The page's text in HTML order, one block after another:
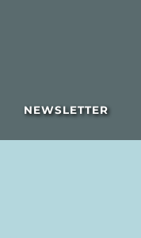
NEWSLETTER